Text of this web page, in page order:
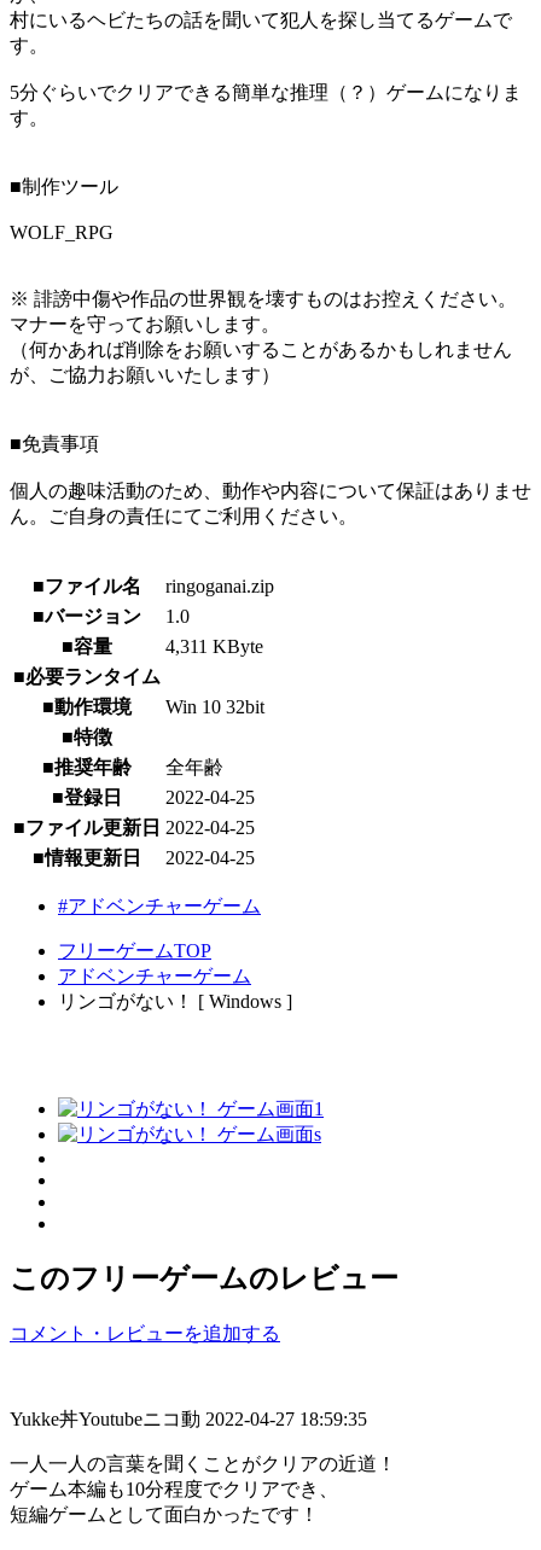
村にいるヘビたちの話を聞いて犯人を探し当てるゲームで
す。
5分ぐらいでクリアできる簡単な推理（？）ゲームになりま
す。
■制作ツール
WOLF_RPG
※ 誹謗中傷や作品の世界観を壊すものはお控えください。
マナーを守ってお願いします。
（何かあれば削除をお願いすることがあるかもしれません
が、ご協力お願いいたします）
■免責事項
個人の趣味活動のため、動作や内容について保証はありませ
ん。ご自身の責任にてご利用ください。
■ファイル名
ringoganai.zip
■バージョン
1.0
■容量
4,311 KByte
■必要ランタイム
■動作環境
Win 10 32bit
■特徴
■推奨年齢
全年齢
■登録日
2022-04-25
■ファイル更新日 2022-04-25
■情報更新日
2022-04-25
#アドベンチャーゲーム
フリーゲームTOP
アドベンチャーゲーム
リンゴがない！ [ Windows ]
このフリーゲームのレビュー
コメント・レビューを追加する
Yukke丼Youtubeニコ動 2022-04-27 18:59:35
一人一人の言葉を聞くことがクリアの近道！
ゲーム本編も10分程度でクリアでき、
短編ゲームとして面白かったです！